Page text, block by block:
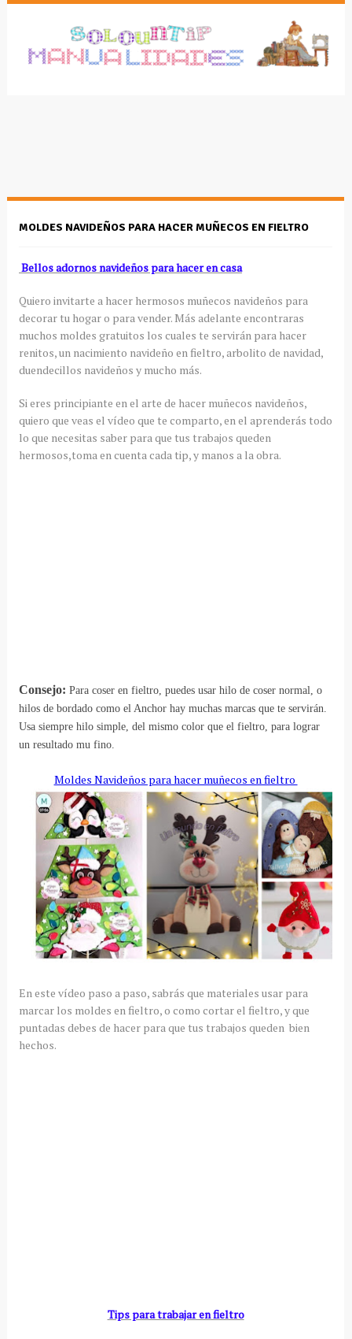
MOLDES NAVIDEÑOS PARA HACER MUÑECOS EN FIELTRO
Bellos adornos navideños para hacer en casa
Quiero invitarte a hacer hermosos muñecos navideños para
decorar tu hogar o para vender. Más adelante encontraras
muchos moldes gratuitos los cuales te servirán para hacer
renitos, un nacimiento navideño en fieltro, arbolito de navidad,
duendecillos navideños y mucho más.
Si eres principiante en el arte de hacer muñecos navideños,
quiero que veas el vídeo que te comparto, en el aprenderás todo
lo que necesitas saber para que tus trabajos queden
hermosos,toma en cuenta cada tip, y manos a la obra.
Consejo: Para coser en fieltro, puedes usar hilo de coser normal, o
hilos de bordado como el Anchor hay muchas marcas que te servirán.
Usa siempre hilo simple, del mismo color que el fieltro, para lograr
un resultado mu fino.
Moldes Navideños para hacer muñecos en fieltro
En este vídeo paso a paso, sabrás que materiales usar para
marcar los moldes en fieltro, o como cortar el fieltro, y que
puntadas debes de hacer para que tus trabajos queden bien
hechos.
Tips para trabajar en fieltro